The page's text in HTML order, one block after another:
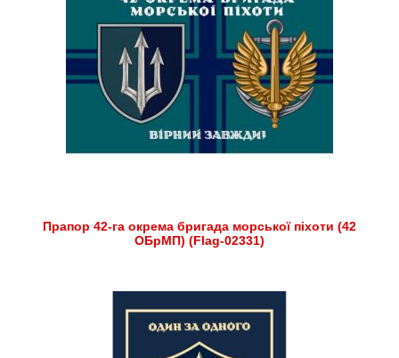
Прапор 42-га окрема бригада морської піхоти (42
ОБрМП) (Flag-02331)